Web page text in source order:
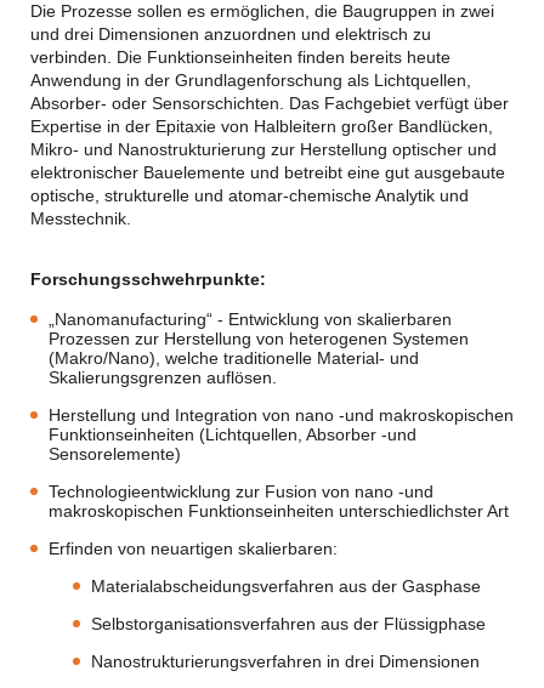
Die Prozesse sollen es ermöglichen, die Baugruppen in zwei
und drei Dimensionen anzuordnen und elektrisch zu
verbinden. Die Funktionseinheiten finden bereits heute
Anwendung in der Grundlagenforschung als Lichtquellen,
Absorber- oder Sensorschichten. Das Fachgebiet verfügt über
Expertise in der Epitaxie von Halbleitern großer Bandlücken,
Mikro- und Nanostrukturierung zur Herstellung optischer und
elektronischer Bauelemente und betreibt eine gut ausgebaute
optische, strukturelle und atomar-chemische Analytik und
Messtechnik.
Forschungsschwehrpunkte:
„Nanomanufacturing“ - Entwicklung von skalierbaren
Prozessen zur Herstellung von heterogenen Systemen
(Makro/Nano), welche traditionelle Material- und
Skalierungsgrenzen auflösen.
Herstellung und Integration von nano -und makroskopischen
Funktionseinheiten (Lichtquellen, Absorber -und
Sensorelemente)
Technologieentwicklung zur Fusion von nano -und
makroskopischen Funktionseinheiten unterschiedlichster Art
Erfinden von neuartigen skalierbaren:
Materialabscheidungsverfahren aus der Gasphase
Selbstorganisationsverfahren aus der Flüssigphase
Nanostrukturierungsverfahren in drei Dimensionen